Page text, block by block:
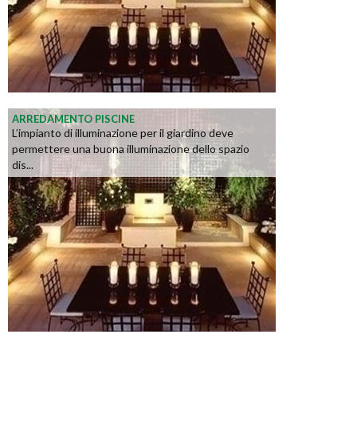
ARREDAMENTO PISCINE
L’impianto di illuminazione per il giardino deve
permettere una buona illuminazione dello spazio
dis...